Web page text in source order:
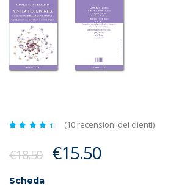
su
recensioni
(10 recensioni dei clienti)
€18.50 Il
€15.50Il
Scheda